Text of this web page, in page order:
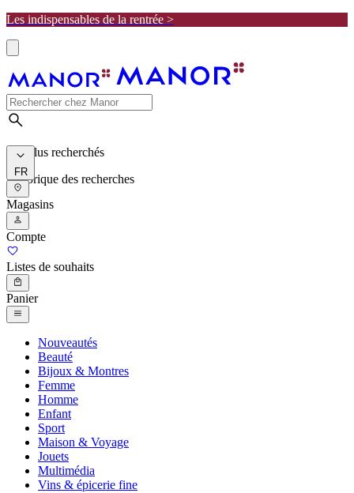
Les indispensables de la rentrée >
Les plus recherchés
Historique des recherches
FR
Magasins
Compte
Listes de souhaits
Panier
Nouveautés
Beauté
Bijoux & Montres
Femme
Homme
Enfant
Sport
Maison & Voyage
Jouets
Multimédia
Vins & épicerie fine